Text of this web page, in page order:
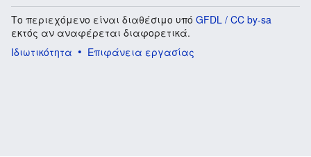
Το περιεχόμενο είναι διαθέσιμο υπό GFDL / CC by-sa
εκτός αν αναφέρεται διαφορετικά.
Ιδιωτικότητα
Επιφάνεια εργασίας